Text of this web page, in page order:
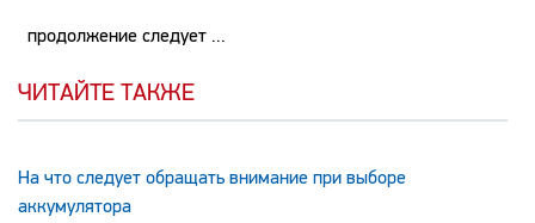
продолжение следует ...
ЧИТАЙТЕ ТАКЖЕ
На что следует обращать внимание при выборе
аккумулятора